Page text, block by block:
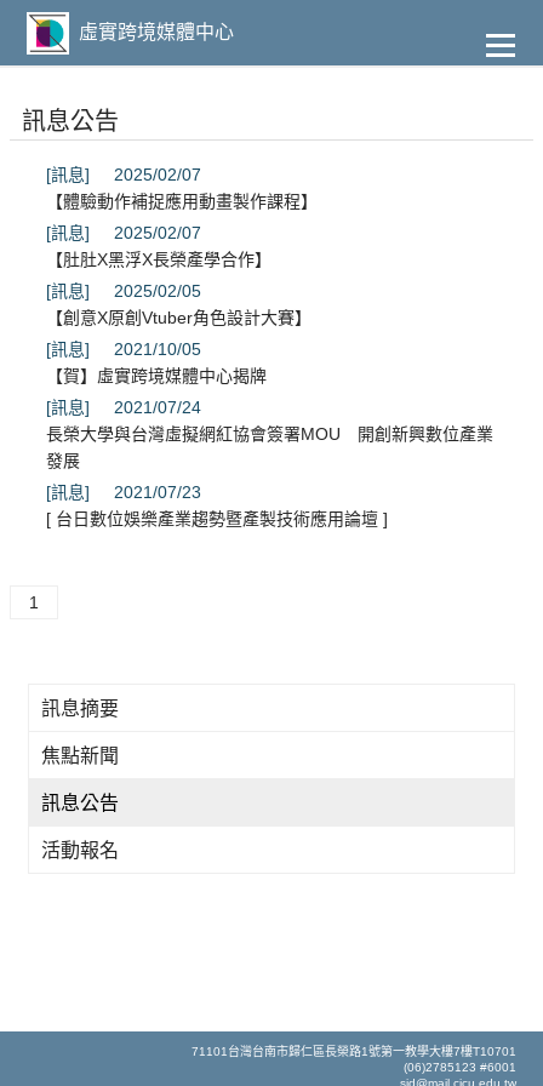
主
要
容
虛實跨境媒體中心
訊息公告
[訊息]
2025/02/07
【體驗動作補捉應用動畫製作課程】
[訊息]
2025/02/07
【肚肚X黑浮X長榮產學合作】
[訊息]
2025/02/05
【創意X原創Vtuber角色設計大賽】
[訊息]
2021/10/05
【賀】虛實跨境媒體中心揭牌
[訊息]
2021/07/24
長榮大學與台灣虛擬網紅協會簽署MOU 開創新興數位產業
發展
[訊息]
2021/07/23
[ 台日數位娛樂產業趨勢暨產製技術應用論壇 ]
1
訊息摘要
焦點新聞
訊息公告
活動報名
71101台灣台南市歸仁區長榮路1號第一教學大樓7樓T10701
(06)2785123 #6001